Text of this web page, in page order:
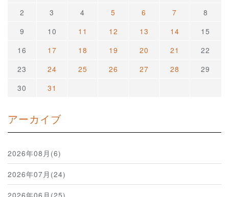
2
3 4 5 6 7
8
9
10 11 12 13 14
15
16
17 18 19 20 21
22
23
24 25 26 27 28
29
30
31
アーカイブ
2026年08月(6)
2026年07月(24)
2026年06月(25)